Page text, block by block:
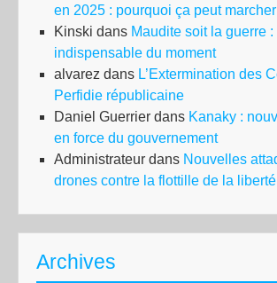
en 2025 : pourquoi ça peut marcher
Kinski dans Maudite soit la guerre
indispensable du moment
alvarez dans L’Extermination des
Perfidie républicaine
Daniel Guerrier dans Kanaky :
en force du gouvernement
Administrateur dans Nouvelles
drones contre la flottille de la liberté
Archives